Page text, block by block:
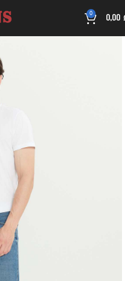
0
0,00